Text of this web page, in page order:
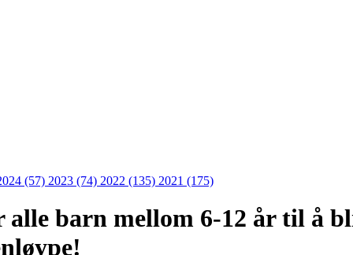
(57) 2023 (74) 2022 (135) 2021 (175)
barn mellom 6-12 år til å